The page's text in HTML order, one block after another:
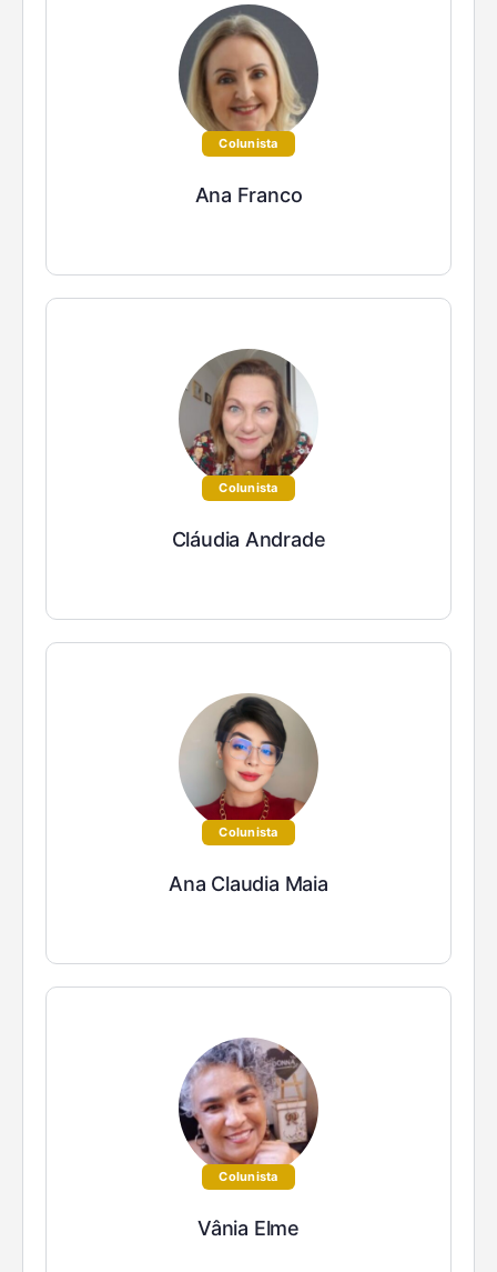
Colunista
Ana Franco
Colunista
Cláudia Andrade
Colunista
Ana Claudia Maia
Colunista
Vânia Elme